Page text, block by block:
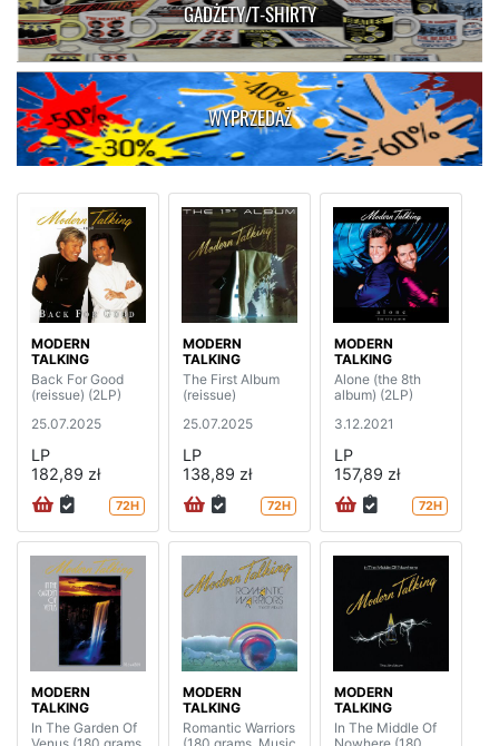
GADŻETY/T-SHIRTY
WYPRZEDAŻ
MODERN
TALKING
Back For Good
(reissue) (2LP)
25.07.2025
LP
182,89 zł
72H
MODERN
TALKING
The First Album
(reissue)
25.07.2025
LP
138,89 zł
72H
MODERN
TALKING
Alone (the 8th
album) (2LP)
3.12.2021
LP
157,89 zł
72H
MODERN
TALKING
In The Garden Of
MODERN
TALKING
Romantic Warriors
MODERN
TALKING
In The Middle Of